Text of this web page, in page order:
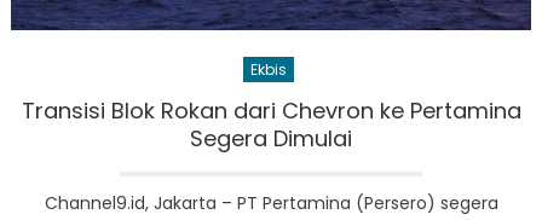
Ekbis
Transisi Blok Rokan dari Chevron ke Pertamina
Segera Dimulai
Channel9.id, Jakarta – PT Pertamina (Persero) segera